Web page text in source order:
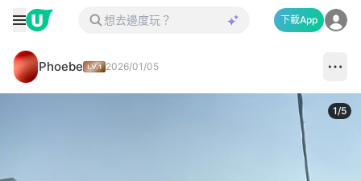
下載App
Phoebe 2026/01/05
1/5